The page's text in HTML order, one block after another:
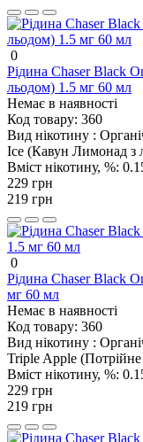
0
Рідина Chaser Black
льодом) 1.5 мг 60 мл
Немає в наявності
Код товару: 360
Вид нікотину :
Ice (Кавун Лимонад з
Вміст нікотину, %:
229 грн
219 грн
0
Рідина Chaser Black
мг 60 мл
Немає в наявності
Код товару: 360
Вид нікотину :
Triple Apple
Вміст нікотину, %:
229 грн
219 грн